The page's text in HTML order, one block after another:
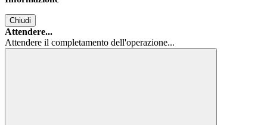
Chiudi
Attendere...
Attendere il completamento dell'operazione...